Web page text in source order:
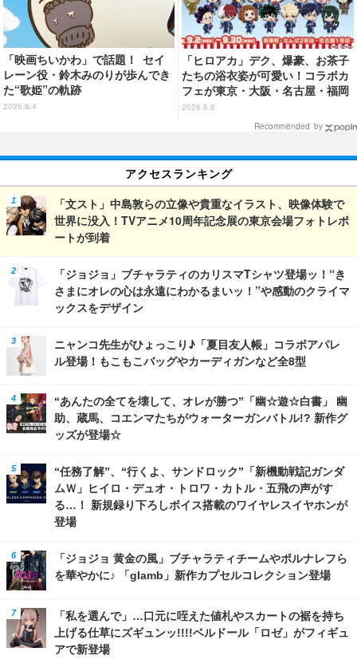
「映画ちいかわ」で話題！ セイ
レーン役・鈴木みのりが歩んでき
た“歌姫”の軌跡
2026.8.4
「ヒロアカ」デク、爆豪、お茶子
たちの浴衣姿が可愛い！コラボカ
フェが東京・大阪・名古屋・福岡
で開催
2026.8.8
Recommended by
アクセスランキング
「文スト」中島敦らの立像や貴重なイラスト、映像体験で
世界に没入！TVアニメ10周年記念展の東京会場フォトレポ
ートが到着
「ジョジョ」ブチャラティのカリスマTシャツ登場ッ！“き
さまにオレの心は永遠にわかるまいッ！”や感動のクライマ
ックスをデザイン
ニャンコ先生がひょっこり♪「夏目友人帳」コラボアパレ
ル登場！もこもこバッグやカーディガンなど全8型
“あんたの全てを壊して、オレが勝つ”「幽☆遊☆白書」 幽
助、蔵馬、コエンマたちがウォーターガンバトル!? 新作グ
ッズが登場☆
“任務了解”、“行くよ、サンドロック”「新機動戦記ガンダ
ムＷ」ヒイロ・デュオ・トロワ・カトル・五飛の声がす
る…！ 新規録り下ろしボイス搭載のワイヤレスイヤホンが
登場
「ジョジョ 黄金の風」ブチャラティチームやポルナレフら
を華やかに♪ 「glamb」新作カプセルコレクション登場
「私を選んで」…口元に咥えた値札やスカートの裾を持ち
上げる仕草にズギュンッ!!!!ベルドール「ロゼ」がフィギュ
アで新登場